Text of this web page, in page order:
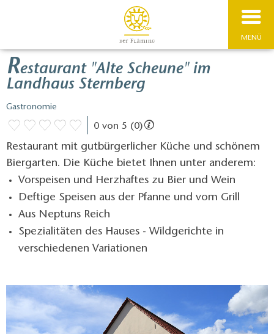
MENÜ
Restaurant "Alte Scheune" im
Landhaus Sternberg
Gastronomie
0 von 5 (0)
Restaurant mit gutbürgerlicher Küche und schönem
Biergarten. Die Küche bietet Ihnen unter anderem:
Vorspeisen und Herzhaftes zu Bier und Wein
Deftige Speisen aus der Pfanne und vom Grill
Aus Neptuns Reich
Spezialitäten des Hauses - Wildgerichte in
verschiedenen Variationen